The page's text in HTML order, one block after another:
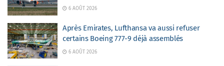
6 AOÛT 2026
Après Emirates, Lufthansa va aussi refuser
certains Boeing 777-9 déjà assemblés
6 AOÛT 2026